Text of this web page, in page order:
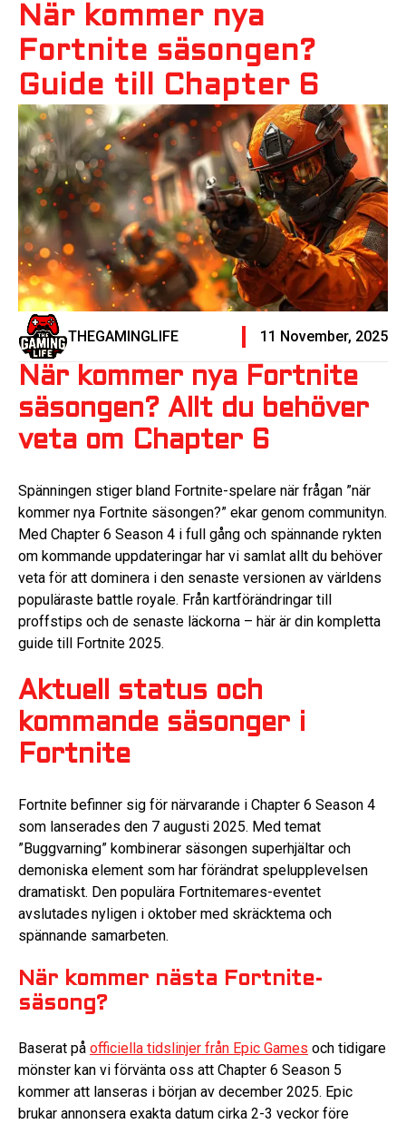
När kommer nya
Fortnite säsongen?
Guide till Chapter 6
THEGAMINGLIFE 11 November, 2025
När kommer nya Fortnite
säsongen? Allt du behöver
veta om Chapter 6
Spänningen stiger bland Fortnite-spelare när frågan ”när
kommer nya Fortnite säsongen?” ekar genom communityn.
Med Chapter 6 Season 4 i full gång och spännande rykten
om kommande uppdateringar har vi samlat allt du behöver
veta för att dominera i den senaste versionen av världens
populäraste battle royale. Från kartförändringar till
proffstips och de senaste läckorna – här är din kompletta
guide till Fortnite 2025.
Aktuell status och
kommande säsonger i
Fortnite
Fortnite befinner sig för närvarande i Chapter 6 Season 4
som lanserades den 7 augusti 2025. Med temat
”Buggvarning” kombinerar säsongen superhjältar och
demoniska element som har förändrat spelupplevelsen
dramatiskt. Den populära Fortnitemares-eventet
avslutades nyligen i oktober med skräcktema och
spännande samarbeten.
När kommer nästa Fortnite-
säsong?
Baserat på officiella tidslinjer från Epic Games och tidigare
mönster kan vi förvänta oss att Chapter 6 Season 5
kommer att lanseras i början av december 2025. Epic
brukar annonsera exakta datum cirka 2-3 veckor före